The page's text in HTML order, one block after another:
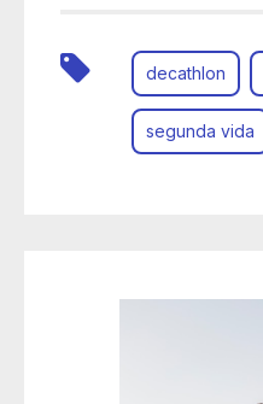
decathlon
segunda vida